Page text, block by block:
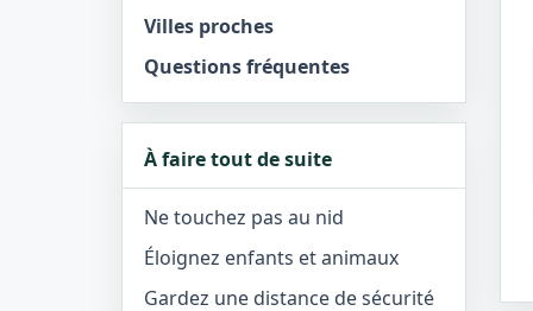
Villes proches
Questions fréquentes
À faire tout de suite
Ne touchez pas au nid
Éloignez enfants et animaux
Gardez une distance de sécurité